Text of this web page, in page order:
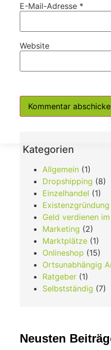
E-Mail-Adresse *
Website
Kategorien
Allgemein (1)
Dropshipping (8)
Einzelhandel (1)
Existenzgründung
Geld verdienen
Marketing (2)
Marktplätze (1)
Onlineshop (15)
Ortsunabhängig
Ratgeber (1)
Selbstständig (7)
Neusten